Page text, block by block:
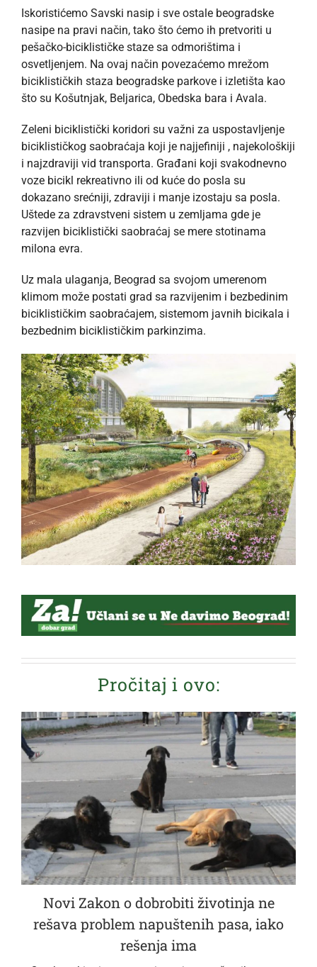
Iskoristićemo Savski nasip i sve ostale beogradske
nasipe na pravi način, tako što ćemo ih pretvoriti u
pešačko-biciklističke staze sa odmorištima i
osvetljenjem. Na ovaj način povezaćemo mrežom
biciklističkih staza beogradske parkove i izletišta kao
što su Košutnjak, Beljarica, Obedska bara i Avala.
Zeleni biciklistički koridori su važni za uspostavljenje
biciklističkog saobraćaja koji je najjefiniji , najekološkiji
i najzdraviji vid transporta. Građani koji svakodnevno
voze bicikl rekreativno ili od kuće do posla su
dokazano srećniji, zdraviji i manje izostaju sa posla.
Uštede za zdravstveni sistem u zemljama gde je
razvijen biciklistički saobraćaj se mere stotinama
milona evra.
Uz mala ulaganja, Beograd sa svojom umerenom
klimom može postati grad sa razvijenim i bezbedinim
biciklističkim saobraćajem, sistemom javnih bicikala i
bezbednim biciklističkim parkinzima.
Pročitaj i ovo:
Novi Zakon o dobrobiti životinja ne
rešava problem napuštenih pasa, iako
rešenja ima